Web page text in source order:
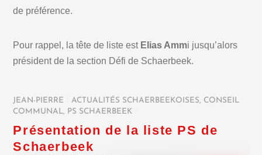
de préférence.
Pour rappel, la tête de liste est Elias Ammi jusqu’alors
président de la section Défi de Schaerbeek.
JEAN-PIERRE ACTUALITÉS SCHAERBEEKOISES, CONSEIL
COMMUNAL, PS SCHAERBEEK
Présentation de la liste PS de
Schaerbeek